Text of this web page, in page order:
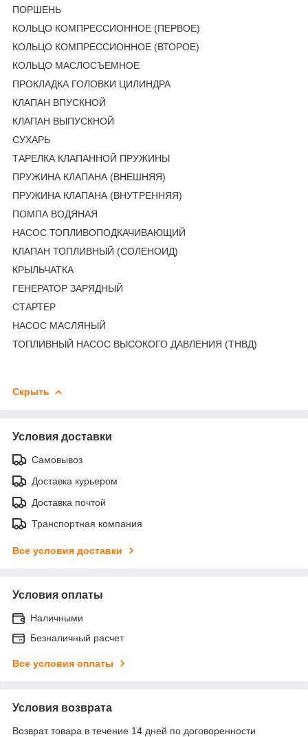
ПОРШЕНЬ
КОЛЬЦО КОМПРЕССИОННОЕ (ПЕРВОЕ)
КОЛЬЦО КОМПРЕССИОННОЕ (ВТОРОЕ)
КОЛЬЦО МАСЛОСЪЕМНОЕ
ПРОКЛАДКА ГОЛОВКИ ЦИЛИНДРА
КЛАПАН ВПУСКНОЙ
КЛАПАН ВЫПУСКНОЙ
СУХАРЬ
ТАРЕЛКА КЛАПАННОЙ ПРУЖИНЫ
ПРУЖИНА КЛАПАНА (ВНЕШНЯЯ)
ПРУЖИНА КЛАПАНА (ВНУТРЕННЯЯ)
ПОМПА ВОДЯНАЯ
НАСОС ТОПЛИВОПОДКАЧИВАЮЩИЙ
КЛАПАН ТОПЛИВНЫЙ (СОЛЕНОИД)
КРЫЛЬЧАТКА
ГЕНЕРАТОР ЗАРЯДНЫЙ
СТАРТЕР
НАСОС МАСЛЯНЫЙ
ТОПЛИВНЫЙ НАСОС ВЫСОКОГО ДАВЛЕНИЯ (ТНВД)
Скрыть
Условия доставки
Самовывоз
Доставка курьером
Доставка почтой
Транспортная компания
Все условия доставки
Условия оплаты
Наличными
Безналичный расчет
Все условия оплаты
Условия возврата
Возврат товара в течение 14 дней по договоренности